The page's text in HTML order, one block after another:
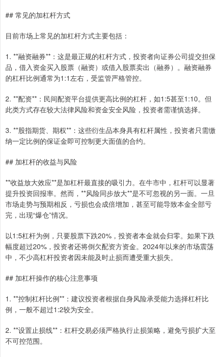
## 常见的加杠杆方式
目前市场上常见的加杠杆方式主要包括：
1. **融资融券**：这是最正规的杠杆方式，投资者向证券公司提交担保
品，借入资金买入股票（融资）或借入股票卖出（融券）。融资融券
的杠杆比例通常为1:1左右，受监管严格管控。
2. **配资**：民间配资平台提供更高比例的杠杆，如1:5甚至1:10。但
此类方式存在较大法律风险和资金安全风险，投资者需谨慎选择。
3. **股指期货、期权**：这些衍生品本身具有杠杆属性，投资者只需缴
纳一定比例的保证金即可控制更大面值的合约。
## 加杠杆的收益与风险
**收益放大效应**是加杠杆最直接的吸引力。在牛市中，杠杆可以显著
提升投资回报率。然而，**风险同步放大**是不可忽视的另一面。一旦
市场走势与预期相反，亏损也会成倍增加，甚至可能导致本金全部亏
完，出现“爆仓”情况。
以1:5杠杆为例，只要股票下跌20%，投资者本金就会归零。如果下跌
幅度超过20%，投资者还将倒欠配资方资金。2024年以来的市场震荡
中，不少高杠杆投资者因未能及时止损而遭受重大损失。
## 加杠杆操作的核心注意事项
1. **控制杠杆比例**：建议投资者根据自身风险承受能力选择杠杆比
例，一般不超过1:2较为安全。
2. **设置止损线**：杠杆交易必须严格执行止损策略，避免亏损扩大至
不可控范围。